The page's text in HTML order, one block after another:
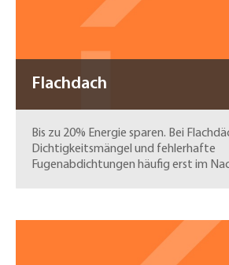
Flachdach
Bis zu 20% Energie sparen. Bei
Dichtigkeitsmängel und fehlerhafte
Fugenabdichtungen häufig erst im